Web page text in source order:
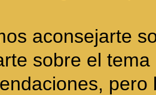
aconsejarte
sobre el